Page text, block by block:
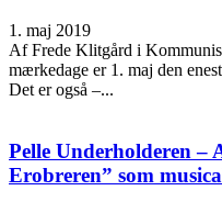
1. maj 2019
Af Frede Klitgård i
mærkedage er 1. maj den
Det er også –...
Pelle Underholderen –
Erobreren” som